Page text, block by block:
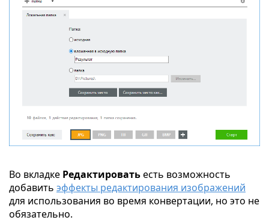
Во вкладке Редактироватьесть возможность
добавить эффекты редактирования изображений
для использования во время конвертации, но это не
обязательно.